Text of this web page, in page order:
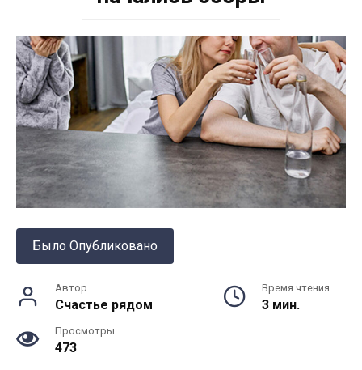
Было Опубликовано
Автор
Счастье рядом
Время чтения
3 мин.
Просмотры
473